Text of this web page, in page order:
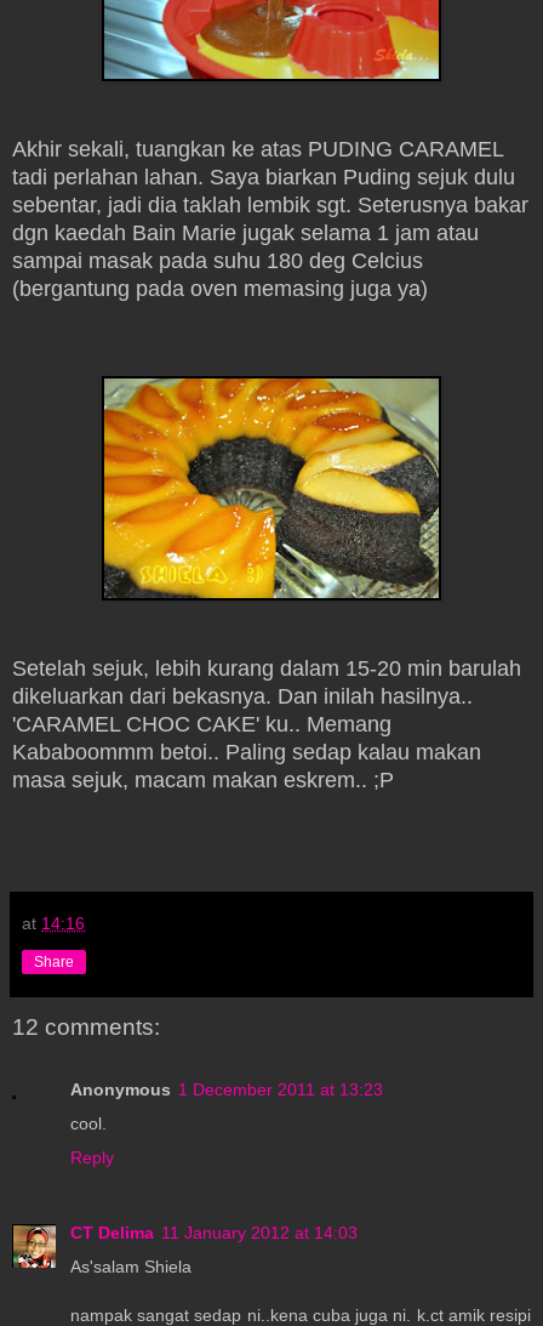
Akhir sekali, tuangkan ke atas PUDING CARAMEL
tadi perlahan lahan. Saya biarkan Puding sejuk dulu
sebentar, jadi dia taklah lembik sgt. Seterusnya bakar
dgn kaedah Bain Marie jugak selama 1 jam atau
sampai masak pada suhu 180 deg Celcius
(bergantung pada oven memasing juga ya)
Setelah sejuk, lebih kurang dalam 15-20 min barulah
dikeluarkan dari bekasnya. Dan inilah hasilnya..
'CARAMEL CHOC CAKE' ku.. Memang
Kababoommm betoi.. Paling sedap kalau makan
masa sejuk, macam makan eskrem.. ;P
at 14:16
Share
12 comments:
Anonymous 1 December 2011 at 13:23
cool.
Reply
CT Delima 11 January 2012 at 14:03
As'salam Shiela
nampak sangat sedap ni..kena cuba juga ni. k.ct amik resipi